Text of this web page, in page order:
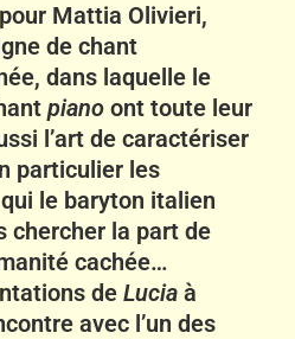
Mattia Olivieri,
de chant
dans laquelle le
piano ont toute leur
l’art de caractériser
particulier les
le baryton italien
chercher la part de
cachée…
de Lucia à
avec l’un des